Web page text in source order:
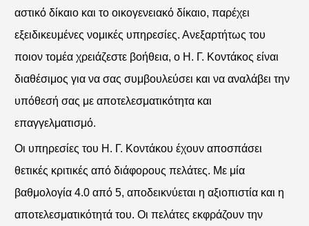
αστικό δίκαιο και το οικογενειακό δίκαιο, παρέχει
εξειδικευμένες νομικές υπηρεσίες. Ανεξαρτήτως του
ποιον τομέα χρειάζεστε βοήθεια, ο Η. Γ. Κοντάκος είναι
διαθέσιμος για να σας συμβουλεύσει και να αναλάβει την
υπόθεσή σας με αποτελεσματικότητα και
επαγγελματισμό.
Οι υπηρεσίες του Η. Γ. Κοντάκου έχουν αποσπάσει
θετικές κριτικές από διάφορους πελάτες. Με μία
βαθμολογία 4.0 από 5, αποδεικνύεται η αξιοπιστία και η
αποτελεσματικότητά του. Οι πελάτες εκφράζουν την